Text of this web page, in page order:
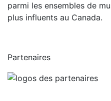
parmi les ensembles de
plus influents au Canada.
Partenaires